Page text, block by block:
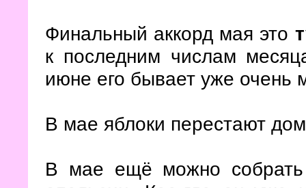
Финальный аккорд мая это
к последним числам
июне его бывает уже очень
В мае яблоки перестают
В мае ещё можно